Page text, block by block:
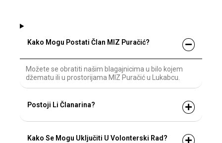
Kako Mogu Postati Član MIZ Puračić?
Možete se obratiti našim blagajnicima u bilo kojem
džematu ili u prostorijama MIZ Puračić u Lukabcu.
Postoji Li Članarina?
Kako Se Mogu Uključiti U Volonterski Rad?